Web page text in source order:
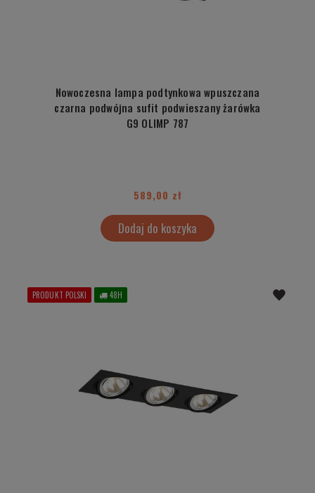
Nowoczesna lampa podtynkowa wpuszczana
czarna podwójna sufit podwieszany żarówka
G9 OLIMP 787
589,00 zł
Dodaj do koszyka
PRODUKT POLSKI 48H